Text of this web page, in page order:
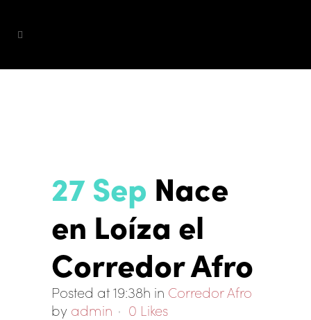
27 Sep Nace
en Loíza el
Corredor Afro
Posted at 19:38h in Corredor Afro
by admin 0 Likes